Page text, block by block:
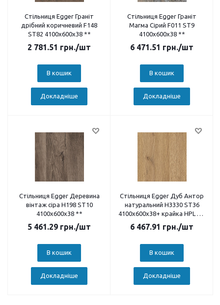
Стільниця Egger Граніт
дрібний коричневий F148
ST82 4100х600х38 **
2 781.51 грн./шт
В кошик
Докладніше
Стільниця Egger Граніт
Магма Сірий F011 ST9
4100х600х38 **
6 471.51 грн./шт
В кошик
Докладніше
Стільниця Egger Деревина
вінтаж сіра H198 ST10
4100х600х38 **
5 461.29 грн./шт
В кошик
Докладніше
Стільниця Egger Дуб Антор
натуральний H3330 ST36
4100х600х38+ крайка HPL 2,5
6 467.91 грн./шт
В кошик
Докладніше